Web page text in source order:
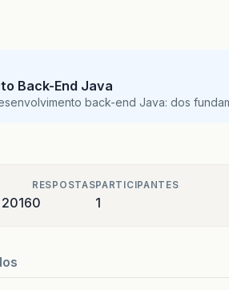
Back-End Java
back-end Java: dos
RESPOSTAS
0
PARTICIPANTES
1